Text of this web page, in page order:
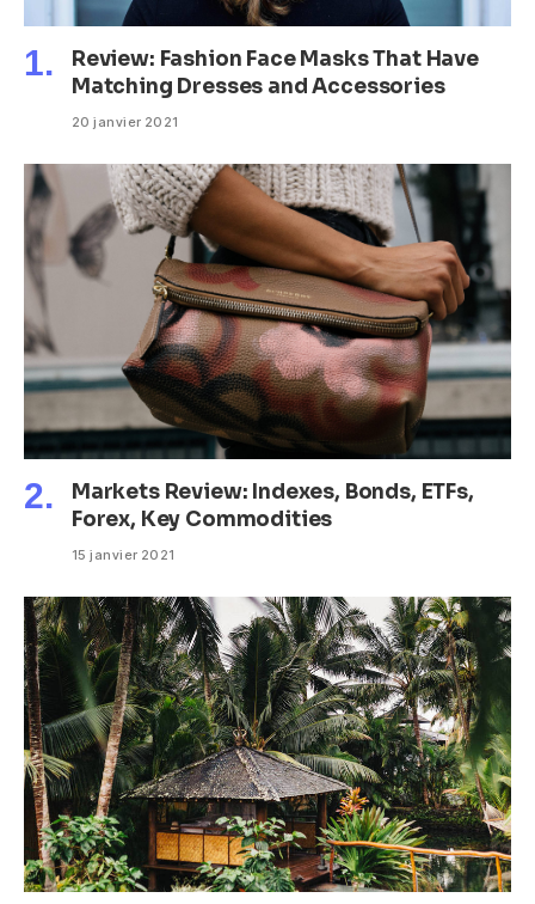
Review: Fashion Face Masks That Have
Matching Dresses and Accessories
20 janvier 2021
Markets Review: Indexes, Bonds, ETFs,
Forex, Key Commodities
15 janvier 2021